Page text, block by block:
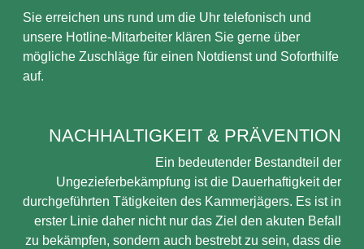
Sie erreichen uns rund um die Uhr telefonisch und
unsere Hotline-Mitarbeiter klären Sie gerne über
mögliche Zuschläge für einen Notdienst und Soforthilfe
auf.
NACHHALTIGKEIT & PRÄVENTION
Ein bedeutender Bestandteil der
Ungezieferbekämpfung ist die Dauerhaftigkeit der
durchgeführten Tätigkeiten des Kammerjägers. Es ist in
erster Linie daher nicht nur das Ziel den akuten Befall
zu bekämpfen, sondern auch bestrebt zu sein, dass die